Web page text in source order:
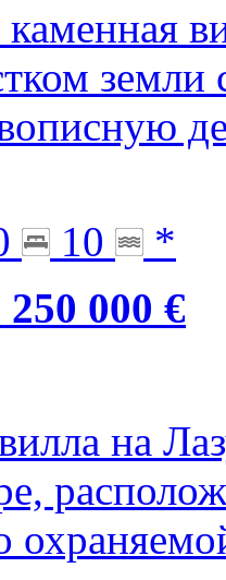
10
*
000 €
на